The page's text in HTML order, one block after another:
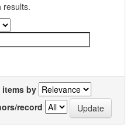
results.
items by
record